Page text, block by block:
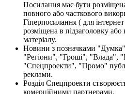
Посилання має бути
повного або часткового
Гіперпосилання ( для
розміщена в підзаголовку
матеріалу.
Новини з позначками
"Регіони", "Гроші", "Влада",
"Спецпроекти", "Промо"
реклами.
Розділ Спецпроекти
комерційними партнерами.